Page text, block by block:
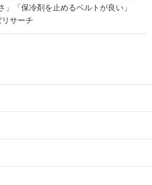
「保冷剤を止めるベルトが良い」
リサーチ